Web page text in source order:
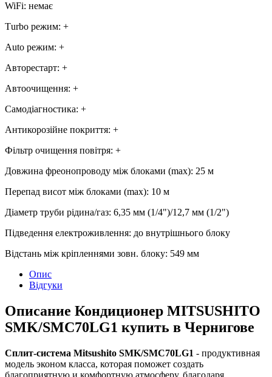
WiFi: немає
Тurbo режим: +
Аuto режим: +
Авторестарт: +
Автоочищення: +
Самодіагностика: +
Антикорозійне покриття: +
Фільтр очищення повітря: +
Довжина фреонопроводу між блоками (max): 25 м
Перепад висот між блоками (max): 10 м
Діаметр труби рідина/газ: 6,35 мм (1/4")/12,7 мм (1/2")
Підведення електроживлення: до внутрішнього блоку
Відстань між кріпленнями зовн. блоку: 549 мм
Опис
Відгуки
Описание Кондиционер MITSUSHITO
SMK/SMC70LG1 купить в Чернигове
Сплит-система Mitsushito SMK/SMC70LG1 - продуктивная
модель эконом класса, которая поможет создать